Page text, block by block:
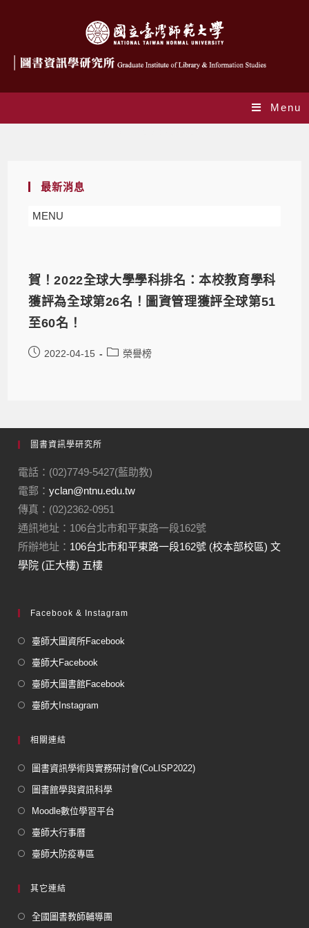
Menu
最新消息
MENU
賀！2022全球大學學科排名：本校教育學科
獲評為全球第26名！圖資管理獲評全球第51
至60名！
2022-04-15 榮譽榜
圖書資訊學研究所
電話：(02)7749-5427(藍助教)
電郵：yclan@ntnu.edu.tw
傳真：(02)2362-0951
通訊地址：106台北市和平東路一段162號
所辦地址： 106台北市和平東路一段162號 (校本部校區) 文
學院 (正大樓) 五樓
Facebook & Instagram
臺師大圖資所Facebook
臺師大Facebook
臺師大圖書館Facebook
臺師大Instagram
相關連結
圖書資訊學術與實務研討會(CoLISP2022)
圖書館學與資訊科學
Moodle數位學習平台
臺師大行事曆
臺師大防疫專區
其它連結
全國圖書教師輔導團